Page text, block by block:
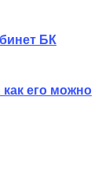
БК
его можно